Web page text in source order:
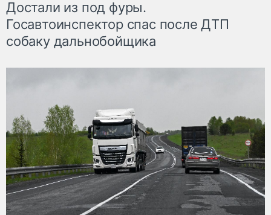
Достали из под фуры.
Госавтоинспектор спас после ДТП
собаку дальнобойщика